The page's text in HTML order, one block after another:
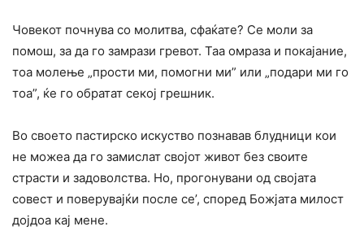
Човекот почнува co молитва, сфаќате? Се моли за
помош, за да го замрази гревот. Таа омраза и покајание,
тоа молење „прости ми, помогни ми” или „подари ми го
тоа”, ќе го обратат секој грешник.
Во своето пастирско искуство познавав блудници кои
не можеа да го замислат својот живот без своите
страсти и задоволства. Но, прогонувани од својата
совест и поверувајќи после се’, според Божјата милост
дојдоа кај мене.